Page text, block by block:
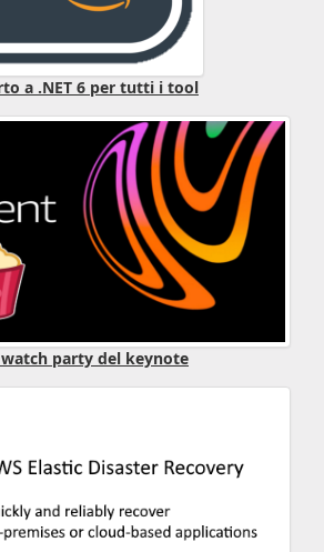
a .NET 6 per tutti i tool
watch party del keynote